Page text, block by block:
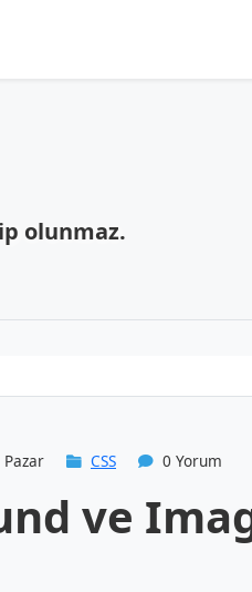
olunmaz.
CSS 0 Yorum
ve